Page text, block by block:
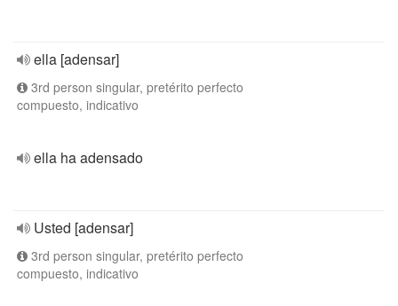
ella [adensar]
3rd person singular, pretérito perfecto
compuesto, indicativo
ella ha adensado
Usted [adensar]
3rd person singular, pretérito perfecto
compuesto, indicativo